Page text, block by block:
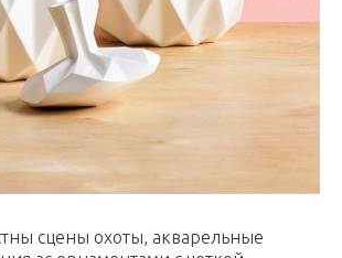
сцены охоты, акварельные